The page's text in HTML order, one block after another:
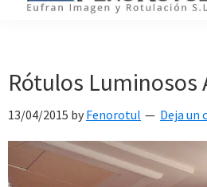
páginamontaje
de
rótulos
y
vinilos
Rótulos Luminosos
13/04/2015 by Fenorotul Deja un